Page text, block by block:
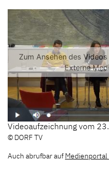
Videoaufzeichnung vom
© DORF TV
Auch abrufbar auf Medienportal